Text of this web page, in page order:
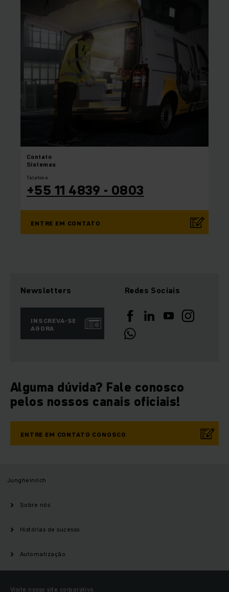
Contato
Sistemas
Telefone
+55 11 4839 - 0803
ENTRE EM CONTATO
Newsletters
INSCREVA-SE
AGORA
Redes Sociais
Alguma dúvida? Fale conosco
pelos nossos canais oficiais!
ENTRE EM CONTATO CONOSCO
Jungheinrich
Sobre nós
Histórias de sucesso
Automatização
Visite nosso site corporativo